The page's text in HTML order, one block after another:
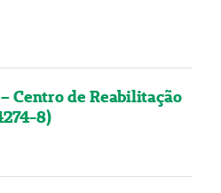
Centro de Reabilitação
8)